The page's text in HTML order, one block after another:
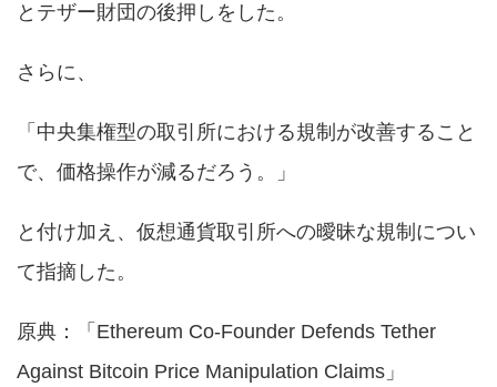
とテザー財団の後押しをした。
さらに、
「中央集権型の取引所における規制が改善すること
で、価格操作が減るだろう。」
と付け加え、仮想通貨取引所への曖昧な規制につい
て指摘した。
原典：「 Ethereum Co-Founder Defends Tether
Against Bitcoin Price Manipulation Claims 」